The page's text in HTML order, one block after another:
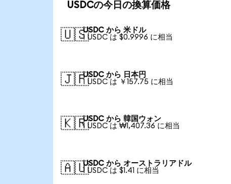
USDCの今日の換算価格
🇺🇸USDC から 米ドル
1 USDC は $0.9996 に相当
🇯🇵USDC から 日本円
1 USDC は ￥157.75 に相当
🇰🇷USDC から 韓国ウォン
1 USDC は ₩1,407.36 に相当
🇦🇺USDC から オーストラリアドル
1 USDC は $1.41 に相当